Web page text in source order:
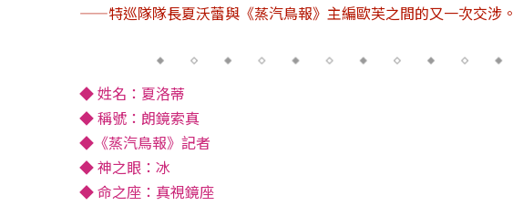
——特巡隊隊長夏沃蕾與《蒸汽鳥報》主編歐芙之間的又一次交涉。
◆ 姓名：夏洛蒂
◆ 稱號：朗鏡索真
◆《蒸汽鳥報》記者
◆ 神之眼：冰
◆ 命之座：真視鏡座